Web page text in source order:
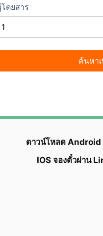
ดาวน์โหลด Android
IOS จองตั๋วผ่าน